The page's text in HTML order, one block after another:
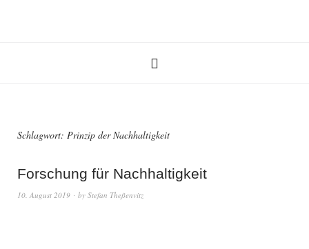
Schlagwort: Prinzip der Nachhaltigkeit
Forschung für Nachhaltigkeit
10. August 2019 by Stefan Theßenvitz